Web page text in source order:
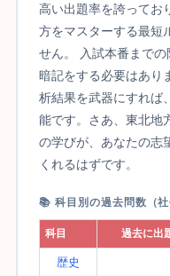
高い出題率を誇ってお
方をマスターする最短
せん。 入試本番まで
暗記をする必要はあり
析結果を武器にすれば
能です。さあ、東北地
の学びが、あなたの志
くれるはずです。
📚 科目別の過去問数（
科目 過去に出
歴史